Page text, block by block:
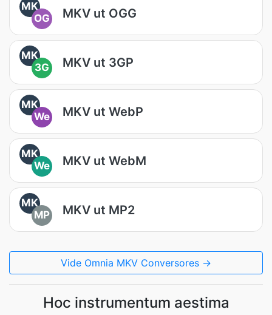
MK
OG
MKV ut OGG
MK
3G
MKV ut 3GP
MK
We
MKV ut WebP
MK
We
MKV ut WebM
MK
MP
MKV ut MP2
Vide Omnia MKV Conversores →
Hoc instrumentum aestima